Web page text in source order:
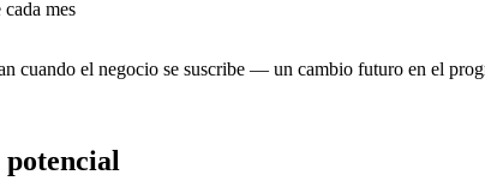
mes
cuando el negocio se suscribe — un cambio futuro en el